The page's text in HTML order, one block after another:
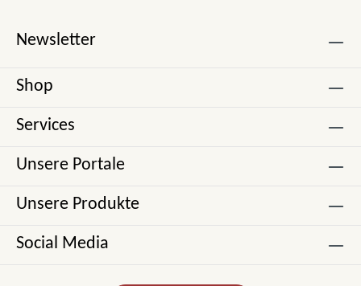
Newsletter
Shop
Services
Unsere Portale
Unsere Produkte
Social Media